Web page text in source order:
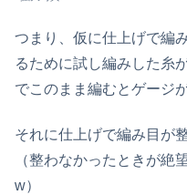
つまり、仮に仕上げで編
るために試し編みした糸
でこのまま編むとゲージ
それに仕上げで編み目が
（整わなかったときが絶
w）